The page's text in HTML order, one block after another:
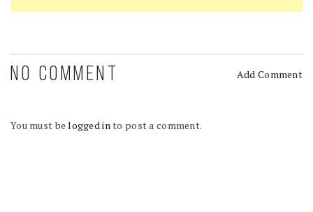
NO COMMENT Add Comment
You must belogged into post a comment.